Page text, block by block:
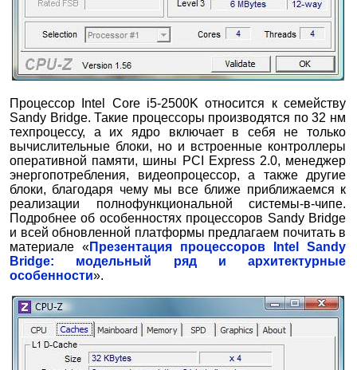
Процессор Intel Core i5-2500K относится к семейству
Sandy Bridge. Такие процессоры производятся по 32 нм
техпроцессу, а их ядро включает в себя не только
вычислительные блоки, но и встроенные контроллеры
оперативной памяти, шины PCI Express 2.0, менеджер
энергопотребления, видеопроцессор, а также другие
блоки, благодаря чему мы все ближе приближаемся к
реализации полнофункциональной системы-в-чипе.
Подробнее об особенностях процессоров Sandy Bridge
и всей обновленной платформы предлагаем почитать в
материале «Презентация процессоров Intel Sandy
Bridge: модельный ряд и архитектурные
особенности».